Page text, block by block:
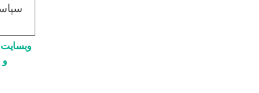
وبسایت
و